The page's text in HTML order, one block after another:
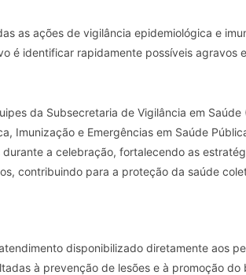
as ações de vigilância epidemiológica e
é identificar rapidamente possíveis agravos
da Subsecretaria de Vigilância em
Imunização e Emergências em Saúde
a celebração, fortalecendo as
contribuindo para a proteção da saúde
disponibilizado diretamente aos
à prevenção de lesões e à promoção